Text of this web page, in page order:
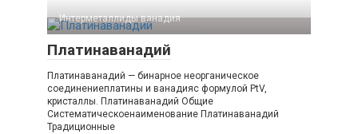
Интерметаллиды ванадия‎
Платинаванадий
Платинаванадий — бинарное неорганическое
соединениеплатины и ванадияс формулой PtV,
кристаллы. Платинаванадий Общие
Систематическоенаименование Платинаванадий
Традиционные